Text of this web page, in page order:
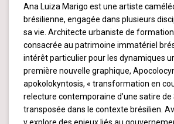
Ana Luiza Marigo est une artiste
brésilienne, engagée dans plusieurs
sa vie. Architecte urbaniste de
consacrée au patrimoine immatériel
intérêt particulier pour les dynamiques
première nouvelle graphique,
apokolokyntosis, « transformation en
relecture contemporaine d’une satire de
transposée dans le contexte brésilien.